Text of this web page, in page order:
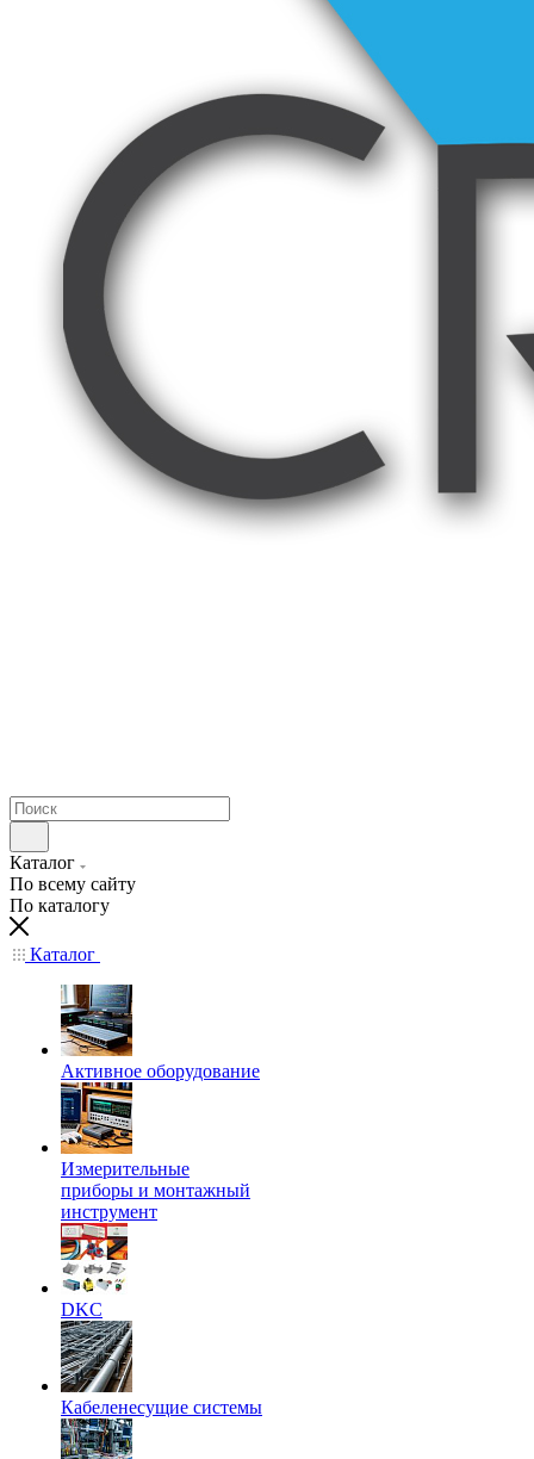
Каталог
По всему сайту
По каталогу
Каталог
Активное оборудование
Измерительные
приборы и монтажный
инструмент
DKC
Кабеленесущие системы